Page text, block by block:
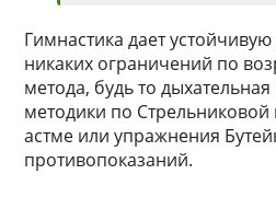
Гимнастика дает
никаких ограничений по
метода, будь то
методики по
астме или упражнения
противопоказаний.